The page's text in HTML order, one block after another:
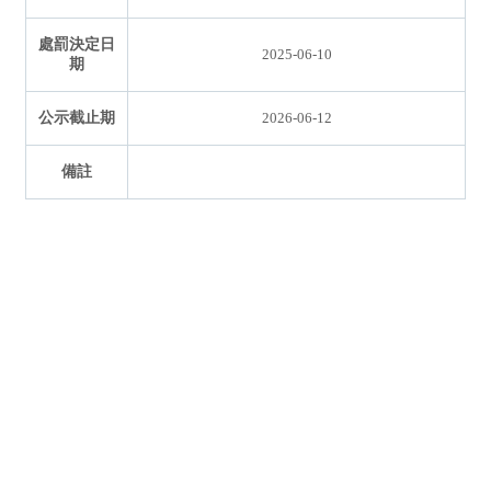
處罰決定日
期
2025-06-10
公示截止期 2026-06-12
備註